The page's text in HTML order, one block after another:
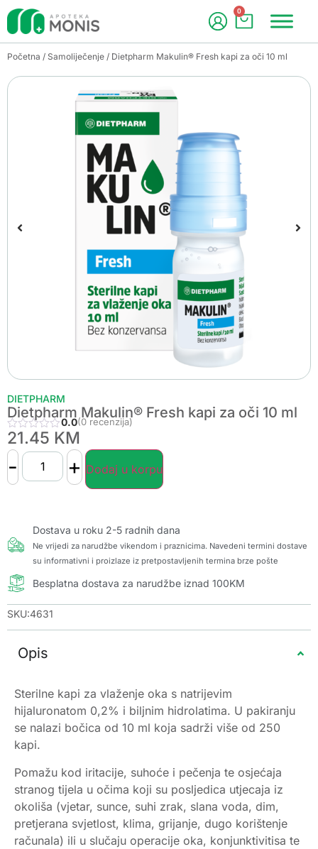
0
Početna / Samoliječenje / Dietpharm Makulin® Fresh kapi za oči 10 ml
DIETPHARM
Dietpharm Makulin® Fresh kapi za oči 10 ml
0.0(0 recenzija)
21.45 KM
- + Dodaj u korpu
Dostava u roku 2-5 radnih dana
Ne vrijedi za narudžbe vikendom i praznicima. Navedeni termini dostave
su informativni i proizlaze iz pretpostavljenih termina brze pošte
Besplatna dostava za narudžbe iznad 100KM
SKU:4631
Opis
Sterilne kapi za vlaženje oka s natrijevim
hijaluronatom 0,2% i biljnim hidrolatima. U pakiranju
se nalazi bočica od 10 ml koja sadrži više od 250
kapi.
Pomažu kod iritacije, suhoće i pečenja te osjećaja
stranog tijela u očima koji su posljedica utjecaja iz
okoliša (vjetar, sunce, suhi zrak, slana voda, dim,
pretjerana svjetlost, klima, grijanje, dugo korištenje
računala) ili u slučaju operacije oka, konjunktivitisa te